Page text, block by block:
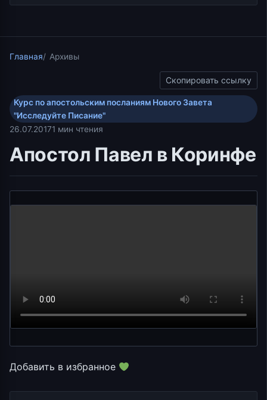
Главная Архивы
Скопировать ссылку
Курс по апостольским посланиям Нового Завета
"Исследуйте Писание"
26.07.20171 мин чтения
Апостол Павел в Коринфе
Добавить в избранное